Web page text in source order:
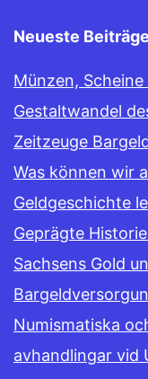
Neueste Beiträge
Münzen,
Gestaltwandel
Zeitzeuge
Was können wir
Geldgeschichte
Geprägte
Sachsens Gold
Numismatiska
avhandlingar vid